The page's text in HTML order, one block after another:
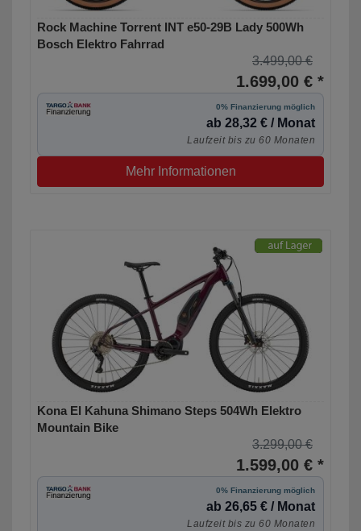
Rock Machine Torrent INT e50-29B Lady 500Wh
Bosch Elektro Fahrrad
3.499,00 €
1.699,00 € *
0% Finanzierung möglich
ab 28,32 € / Monat
Laufzeit bis zu 60 Monaten
Mehr Informationen
Kona El Kahuna Shimano Steps 504Wh Elektro
Mountain Bike
3.299,00 €
1.599,00 € *
0% Finanzierung möglich
ab 26,65 € / Monat
Laufzeit bis zu 60 Monaten